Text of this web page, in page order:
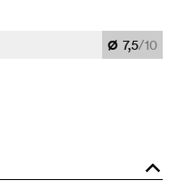
Ø 7,5/10
o